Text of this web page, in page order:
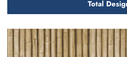
Total